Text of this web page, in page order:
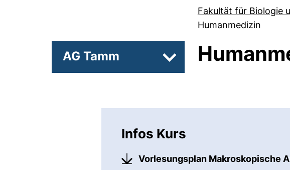
Fakultät für Biologie
Humanmedizin
AG Tamm Unterseiten von Forschen
Infos Kurs
Vorlesungsplan Makroskopische